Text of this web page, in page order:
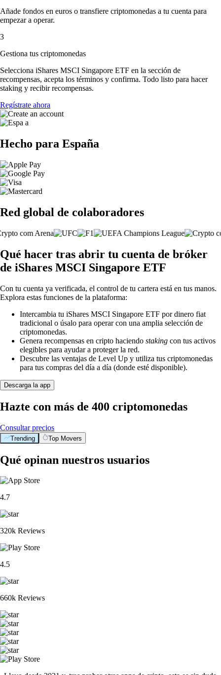
Añade fondos en euros o transfiere criptomonedas a tu cuenta para
empezar a operar.
3
Gestiona tus criptomonedas
Selecciona iShares MSCI Singapore ETF en la sección de
recompensas, acepta los términos y confirma. Todo listo para hacer
staking y recibir recompensas.
Regístrate ahora
Hecho para España
Red global de colaboradores
Qué hacer tras abrir tu cuenta de bróker
de iShares MSCI Singapore ETF
Con tu cuenta ya verificada, el control de tu cartera está en tus manos.
Explora estas funciones de la plataforma:
Intercambia tu iShares MSCI Singapore ETF por dinero fiat
tradicional o úsalo para operar con una amplia selección de
criptomonedas.
Genera recompensas en cripto haciendo staking con tus activos
elegibles para ayudar a proteger la red.
Descubre las ventajas de Level Up y utiliza tus criptomonedas
para tus compras del día a día (donde esté disponible).
Descarga la app
Hazte con más de 400 criptomonedas
Consultar precios
Trending Top Movers
Qué opinan nuestros usuarios
4.7
320k Reviews
4.5
660k Reviews